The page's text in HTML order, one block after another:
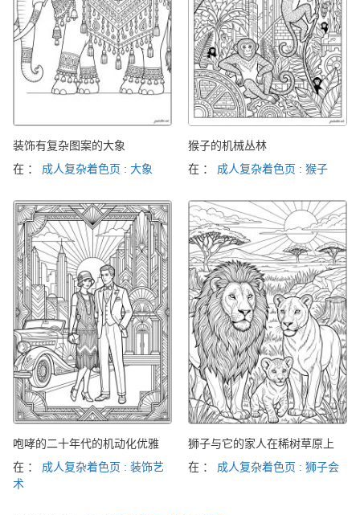
装饰有复杂图案的大象
在 ： 成人复杂着色页 : 大象
猴子的机械丛林
在 ： 成人复杂着色页 : 猴子
咆哮的二十年代的机动化优雅
在 ： 成人复杂着色页 : 装饰艺
术
狮子与它的家人在稀树草原上
在 ： 成人复杂着色页 : 狮子会